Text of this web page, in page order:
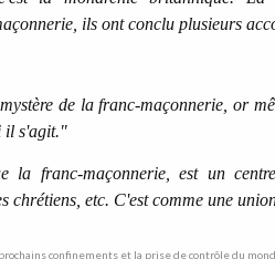
ils ont conclu plusieurs
de la franc-maçonnerie, or
il s'agit."
la franc-maçonnerie, est un
chrétiens, etc. C'est comme une